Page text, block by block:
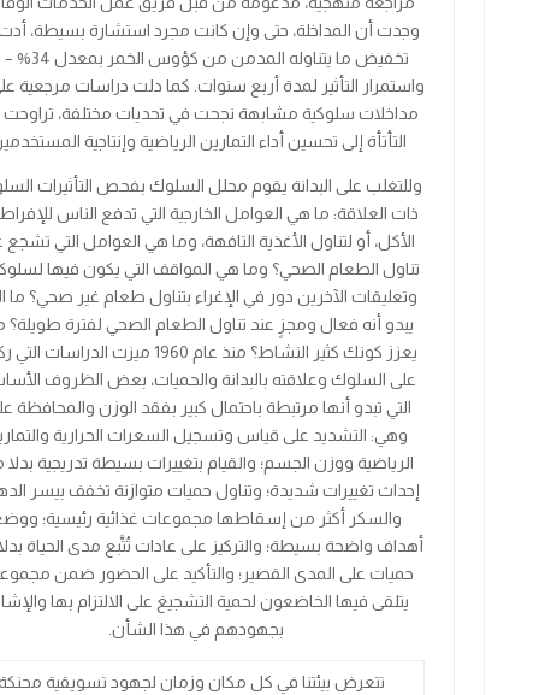
وجدت أن المداخلة، حتى وإن كانت مجرد استشارة بسيطة،
تخفيض ما يتناوله المدمن من كؤوس الخمر بمعدل 34% – 13
واستمرار التأثير لمدة أربع سنوات. كما دلت دراسات مرجعية
مداخلات سلوكية مشابهة نجحت في تحديات مختلفة،
التأتأة إلى تحسين أداء التمارين الرياضية وإنتاجية
وللتغلب على البدانة يقوم محلل السلوك بفحص التأثيرات
ذات العلاقة: ما هي العوامل الخارجية التي تدفع الناس
الأكل، أو لتناول الأغذية التافهة، وما هي العوامل التي تشجع
تناول الطعام الصحي؟ وما هي المواقف التي يكون فيها
وتعليقات الآخرين دور في الإغراء بتناول طعام غير صحي؟ ما
يبدو أنه فعال ومجزٍ عند تناول الطعام الصحي لفترة طويلة؟
يعزز كونك كثير النشاط؟ منذ عام 1960ميزت الدراسات التي
على السلوك وعلاقته بالبدانة والحميات، بعض الظروف
التي تبدو أنها مرتبطة باحتمال كبير بفقد الوزن والمحافظة
وهي: التشديد على قياس وتسجيل السعرات الحرارية
الرياضية ووزن الجسم؛ والقيام بتغييرات بسيطة تدريجية
إحداث تغييرات شديدة؛ وتناول حميات متوازنة تخفف بيسر
والسكر أكثر من إسقاطها مجموعات غذائية رئيسية؛
أهداف واضحة بسيطة؛ والتركيز على عادات تُتَّبع مدى الحياة
حميات على المدى القصير؛ والتأكيد على الحضور ضمن
يتلقى فيها الخاضعون لحمية التشجيعَ على الالتزام بها
بجهودهم في هذا الشأن.
تتعرض بيئتنا في كل مكان وزمان لجهود تسويقية